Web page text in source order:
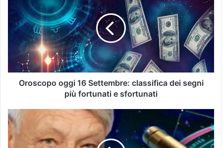
Oroscopo oggi 16 Settembre: classifica dei segni
più fortunati e sfortunati